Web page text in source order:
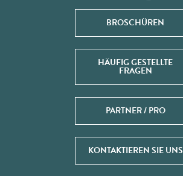
BROSCHÜREN
HÄUFIG GESTELLTE
FRAGEN
PARTNER / PRO
KONTAKTIEREN SIE UNS